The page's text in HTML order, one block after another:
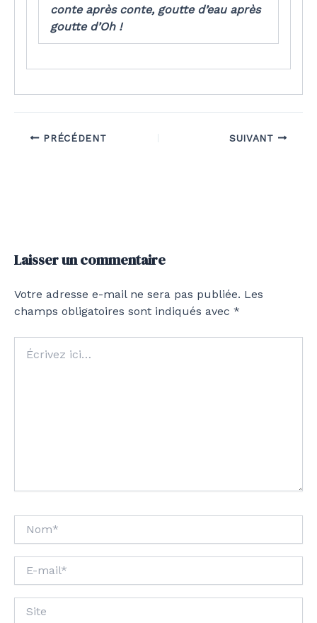
conte après conte, goutte d’eau après
goutte d’Oh !
PRÉCÉDENT SUIVANT
Laisser un commentaire
Votre adresse e-mail ne sera pas publiée. Les
champs obligatoires sont indiqués avec *
ici…
mail*